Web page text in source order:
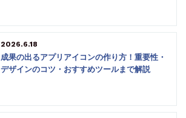
2026.6.18
成果の出るアプリアイコンの作り方！重要性・
デザインのコツ・おすすめツールまで解説